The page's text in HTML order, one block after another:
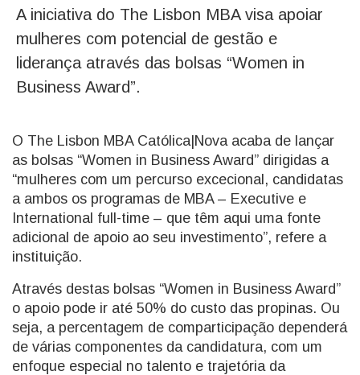
A iniciativa do The Lisbon MBA visa apoiar
mulheres com potencial de gestão e
liderança através das bolsas “Women in
Business Award”.
O The Lisbon MBA Católica|Nova acaba de lançar
as bolsas “Women in Business Award” dirigidas a
“mulheres com um percurso excecional, candidatas
a ambos os programas de MBA – Executive e
International full-time – que têm aqui uma fonte
adicional de apoio ao seu investimento”, refere a
instituição.
Através destas bolsas “Women in Business Award”
o apoio pode ir até 50% do custo das propinas. Ou
seja, a percentagem de comparticipação dependerá
de várias componentes da candidatura, com um
enfoque especial no talento e trajetória da